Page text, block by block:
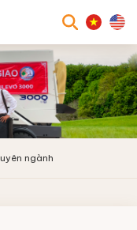
ngành